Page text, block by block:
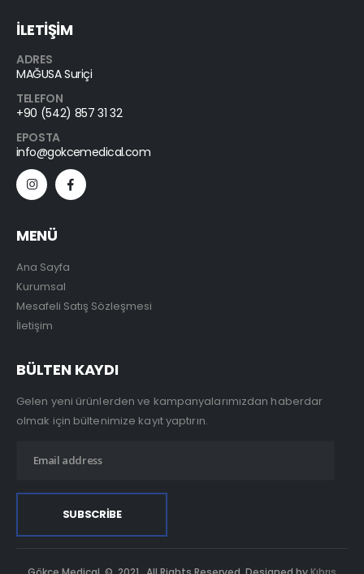
İLETİŞİM
ADRES
MAĞUSA Suriçi
TELEFON
+90 (542) 857 31 32
EPOSTA
info@gokcemedical.com
MENÜ
Ana Sayfa
Kurumsal
Mesafeli Satış Sözleşmesi
İletişim
BÜLTEN KAYDI
Gelen yeni ürünlerden ve kampanyalarımızdan haberdar
olmak için bültenimize kayıt yaptırın.